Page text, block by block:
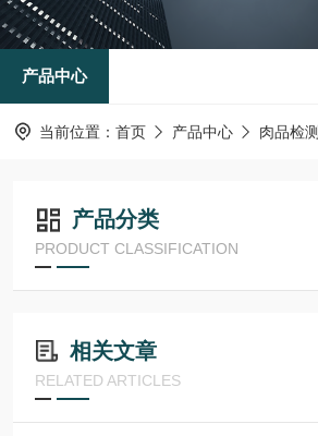
产品中心
当前位置： 首页 产品中心 肉品检测
产品分类
PRODUCT CLASSIFICATION
相关文章
RELATED ARTICLES